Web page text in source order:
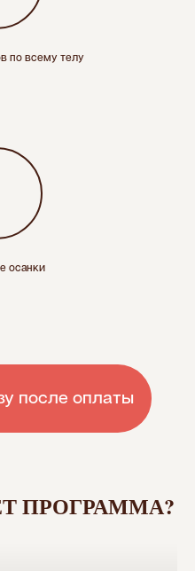
по всему телу
осанки
ПРОГРАММА?